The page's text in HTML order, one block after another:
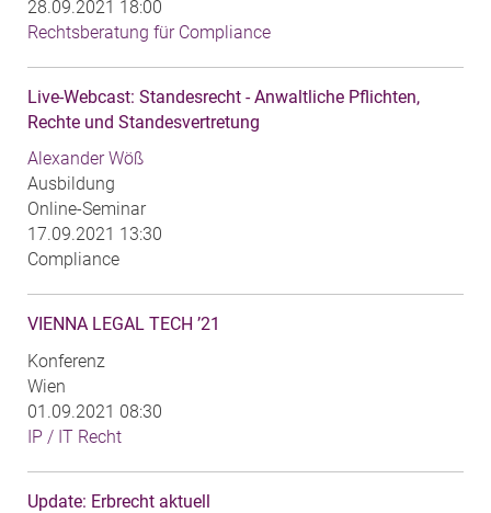
28.09.2021 18:00
Rechtsberatung für Compliance
Live-Webcast: Standesrecht - Anwaltliche Pflichten,
Rechte und Standesvertretung
Alexander Wöß
Ausbildung
Online-Seminar
17.09.2021 13:30
Compliance
VIENNA LEGAL TECH ’21
Konferenz
Wien
01.09.2021 08:30
IP / IT Recht
Update: Erbrecht aktuell